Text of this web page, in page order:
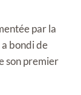
par la
bondi de
son premier